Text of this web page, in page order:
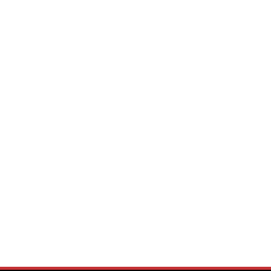
مستعمرون بحماية قوات الاحتلال يقتحمون برك سلي ...